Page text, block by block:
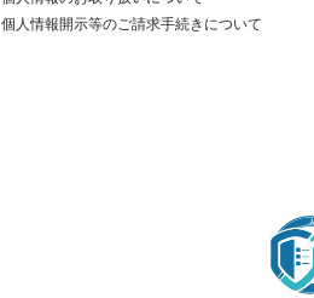
個人情報開示等のご請求手続きについて